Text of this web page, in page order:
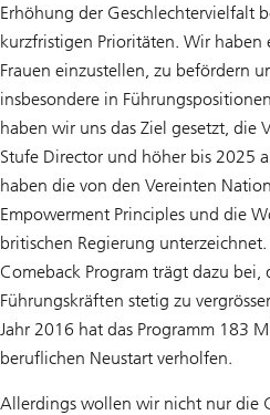
Erhöhung der Geschlechtervielfalt
kurzfristigen Prioritäten. Wir haben
Frauen einzustellen, zu befördern
insbesondere in
haben wir uns das Ziel gesetzt, die
Stufe Director und höher bis 2025
haben die von den Vereinten
Empowerment Principles und die
britischen Regierung
Comeback Program trägt dazu bei,
Führungskräften stetig zu
Jahr 2016 hat das Programm 183
beruflichen Neustart verholfen.
Allerdings wollen wir nicht nur die